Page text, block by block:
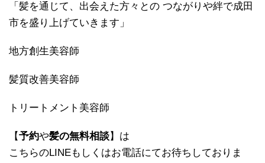
「髪を通じて、出会えた方々との つながりや絆で成田
市を盛り上げていきます」
地方創生美容師
髪質改善美容師
トリートメント美容師
【予約や髪の無料相談】は
こちらのLINEもしくはお電話にてお待ちしておりま